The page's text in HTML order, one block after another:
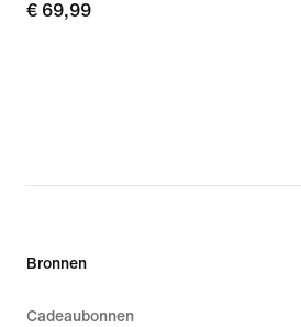
€ 69,99
€ 69,99
Bronnen
Cadeaubonnen